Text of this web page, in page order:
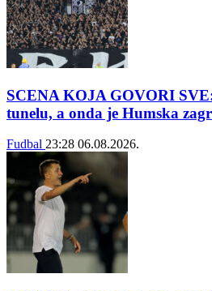
SCENA KOJA GOVORI
tunelu, a onda je Humska
Fudbal 23:28 06.08.2026.